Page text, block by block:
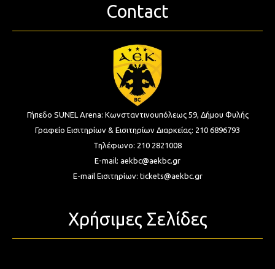
Contact
Γήπεδο SUNEL Arena: Κωνσταντινουπόλεως 59, Δήμου Φυλής
Γραφείο Εισιτηρίων & Εισιτηρίων Διαρκείας: 210 6896793
Τηλέφωνο: 210 2821008
E-mail: aekbc@aekbc.gr
E-mail Εισιτηρίων: tickets@aekbc.gr
Χρήσιμες Σελίδες